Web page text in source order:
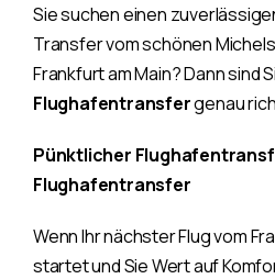
Sie suchen einen
Transfer vom schönen
Frankfurt am Main? Dann sind
Flughafentransfergenau
Pünktlicher
Flughafentransfer
Wenn Ihr nächster Flug vom
startet und Sie Wert auf